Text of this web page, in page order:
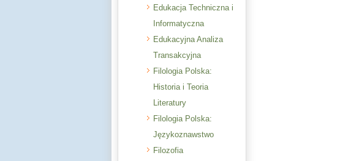
Edukacja Techniczna i
Informatyczna
Edukacyjna Analiza
Transakcyjna
Filologia Polska:
Historia i Teoria
Literatury
Filologia Polska:
Językoznawstwo
Filozofia